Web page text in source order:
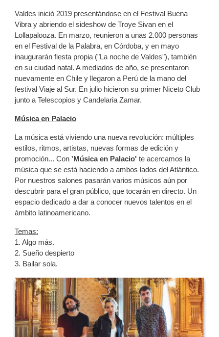
Valdes inició 2019 presentándose en el Festival Buena
Vibra y abriendo el sideshow de Troye Sivan en el
Lollapalooza. En marzo, reunieron a unas 2.000 personas
en el Festival de la Palabra, en Córdoba, y en mayo
inaugurarán fiesta propia ("La noche de Valdes"), también
en su ciudad natal. A mediados de año, se presentaron
nuevamente en Chile y llegaron a Perú de la mano del
festival Viaje al Sur. En julio hicieron su primer Niceto Club
junto a Telescopios y Candelaria Zamar.
Música en Palacio
La música está viviendo una nueva revolución: múltiples
estilos, ritmos, artistas, nuevas formas de edición y
promoción... Con 'Música en Palacio' te acercamos la
música que se está haciendo a ambos lados del Atlántico.
Por nuestros salones pasarán varios músicos aún por
descubrir para el gran público, que tocarán en directo. Un
espacio dedicado a dar a conocer nuevos talentos en el
ámbito latinoamericano.
Temas:
1. Algo más.
2. Sueño despierto
3. Bailar sola.